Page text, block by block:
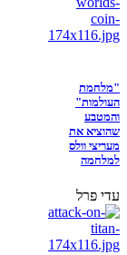
"מלחמת
העולמות"
והמטבע
שהוציא את
מעריצי וולס
למלחמה
עדי פרל